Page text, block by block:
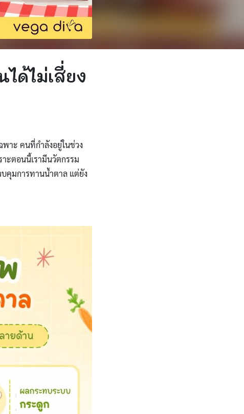
ด้ไม่เสี่ยง
พาะ คนที่กำลังอยู่ในช่วง
ะตอนนี้เรามีนวัตกรรม
คุมการทานน้ำตาล แต่ยัง